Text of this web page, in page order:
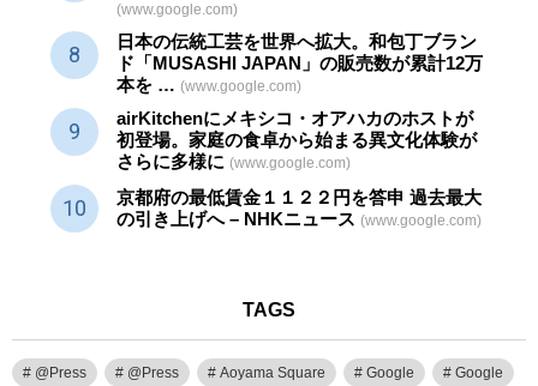
(www.google.com)
日本の伝統工芸を世界へ拡大。和包丁ブラン
ド「MUSASHI JAPAN」の販売数が累計12万
本を … (www.google.com)
airKitchenにメキシコ・オアハカのホストが
初登場。家庭の食卓から始まる異文化体験が
さらに多様に (www.google.com)
京都府の最低賃金１１２２円を答申 過去最大
の引き上げへ – NHKニュース (www.google.com)
TAGS
@Press @Press Aoyama Square Google Google